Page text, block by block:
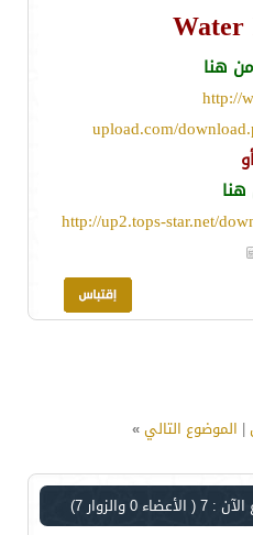
هنا
http://
upload.com/
أو
http://up2.tops-star.net/
| الموضوع التالي»
: 7 ( الأعضاء 0 والزوار 7)